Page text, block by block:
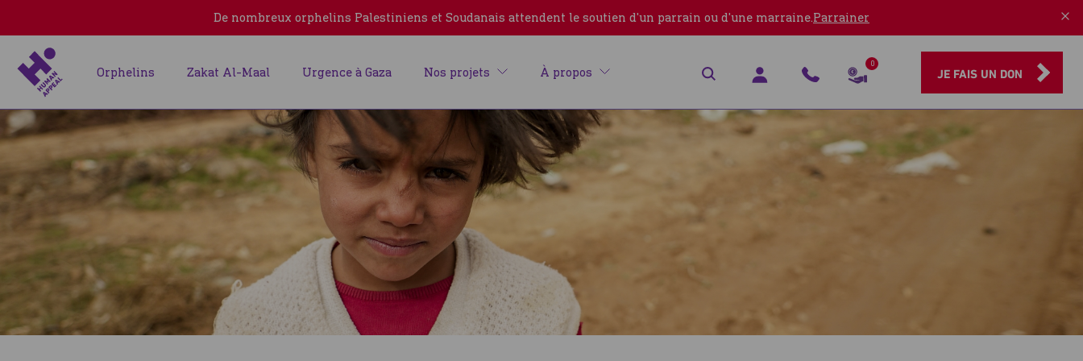
De nombreux orphelins Palestiniens et Soudanais attendent le soutien d'un parrain ou d'une marraine.Parrainer
Dîner
de
l'Humanité
Orphelins Zakat Al-Maal Urgence à Gaza Nos projets À propos
0
JE FAIS UN DON
Erreur